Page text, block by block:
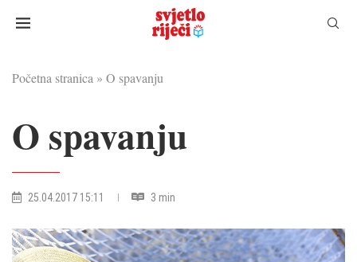
Početna stranica » O spavanju
O spavanju
25.04.2017 15:11 3 min